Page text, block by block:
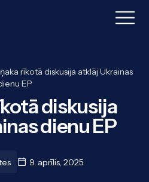
rīkotā diskusija atklāj Ukrainas
EP
diskusija
dienu EP
9. aprīlis, 2025